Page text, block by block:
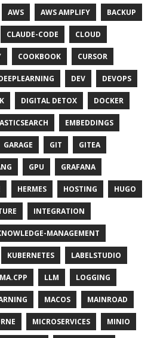
AWS AWS AMPLIFY BACKUP
CLAUDE-CODE CLOUD
COOKBOOK CURSOR
DEV DEVOPS
DIGITAL DETOX DOCKER
EMBEDDINGS
GARAGE GIT GITEA
GPU GRAFANA
HERMES HOSTING HUGO
INTEGRATION
MANAGEMENT
KUBERNETES LABELSTUDIO
LLM LOGGING
MACOS MAINROAD
MICROSERVICES MINIO